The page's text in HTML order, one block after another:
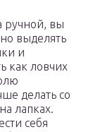
ручной, вы
выделять
и
как ловчих
делать со
лапках.
себя